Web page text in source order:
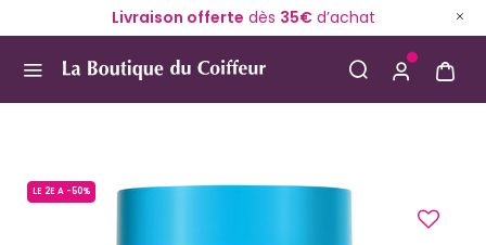
Livraison offerte dès 35€d’achat
LE 2E A -50%